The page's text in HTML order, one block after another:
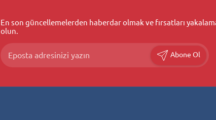
En son güncellemelerden haberdar olmak ve fırsatları
olun.
Abone Ol